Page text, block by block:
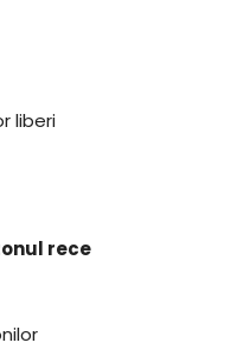
liberi
rece